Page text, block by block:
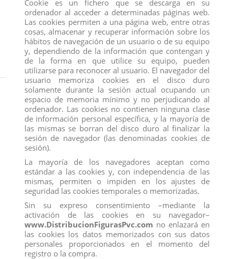
FIGURAS COMANSI NARUTO SAKURA DE COMANSI
Cookie es un fichero que se descarga en su
ordenador al acceder a determinadas páginas web.
Las cookies permiten a una página web, entre otras
cosas, almacenar y recuperar información sobre los
hábitos de navegación de un usuario o de su equipo
y, dependiendo de la información que contengan y
de la forma en que utilice su equipo, pueden
utilizarse para reconocer al usuario. El navegador del
usuario memoriza cookies en el disco duro
solamente durante la sesión actual ocupando un
espacio de memoria mínimo y no perjudicando al
ordenador. Las cookies no contienen ninguna clase
de información personal específica, y la mayoría de
las mismas se borran del disco duro al finalizar la
sesión de navegador (las denominadas cookies de
sesión).
La mayoría de los navegadores aceptan como
estándar a las cookies y, con independencia de las
mismas, permiten o impiden en los ajustes de
seguridad las cookies temporales o memorizadas.
Sin su expreso consentimiento –mediante la
activación de las cookies en su navegador–
www.DistribucionFigurasPvc.com no enlazará en
las cookies los datos memorizados con sus datos
personales proporcionados en el momento del
registro o la compra.